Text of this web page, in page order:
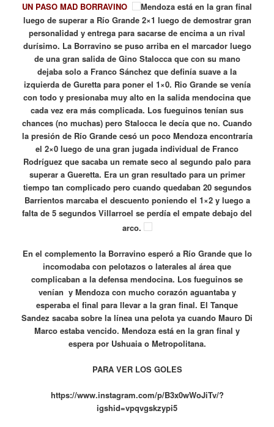
UN PASO MAD BORRAVINO
Mendoza está en la gran final
luego de superar a Río Grande 2×1 luego de demostrar gran
personalidad y entrega para sacarse de encima a un rival
durísimo. La Borravino se puso arriba en el marcador luego
de una gran salida de Gino Stalocca que con su mano
dejaba solo a Franco Sánchez que definía suave a la
izquierda de Guretta para poner el 1×0. Rio Grande se venía
con todo y presionaba muy alto en la salida mendocina que
cada vez era más complicada. Los fueguinos tenían sus
chances (no muchas) pero Stalocca le decía que no. Cuando
la presión de Río Grande cesó un poco Mendoza encontraría
el 2×0 luego de una gran jugada individual de Franco
Rodríguez que sacaba un remate seco al segundo palo para
superar a Gueretta. Era un gran resultado para un primer
tiempo tan complicado pero cuando quedaban 20 segundos
Barrientos marcaba el descuento poniendo el 1×2 y luego a
falta de 5 segundos Villarroel se perdía el empate debajo del
arco.
En el complemento la Borravino esperó a Río Grande que lo
incomodaba con pelotazos o laterales al área que
complicaban a la defensa mendocina. Los fueguinos se
venían y Mendoza con mucho corazón aguantaba y
esperaba el final para llevar a la gran final. El Tanque
Sandez sacaba sobre la línea una pelota ya cuando Mauro Di
Marco estaba vencido. Mendoza está en la gran final y
espera por Ushuaia o Metropolitana.
PARA VER LOS GOLES
https://www.instagram.com/p/B3x0wWoJiTv/?
igshid=vpqvgskzypi5